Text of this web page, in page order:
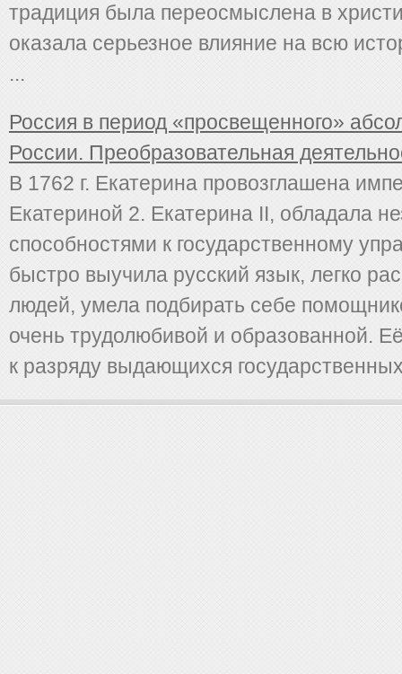
традиция была переосмыслена в
оказала серьезное влияние на всю
...
Россия в период «просвещенного»
России. Преобразовательная
В 1762 г. Екатерина провозглашена
Екатериной 2. Екатерина II, обладала
способностями к государственному
быстро выучила русский язык, легко
людей, умела подбирать себе
очень трудолюбивой и образованной.
к разряду выдающихся